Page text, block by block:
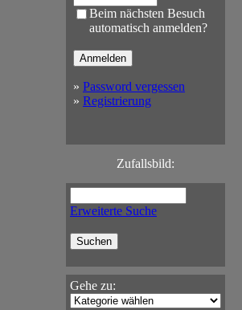
Beim nächsten Besuch
automatisch anmelden?
» Password vergessen
» Registrierung
Zufallsbild:
Erweiterte Suche
Gehe zu: